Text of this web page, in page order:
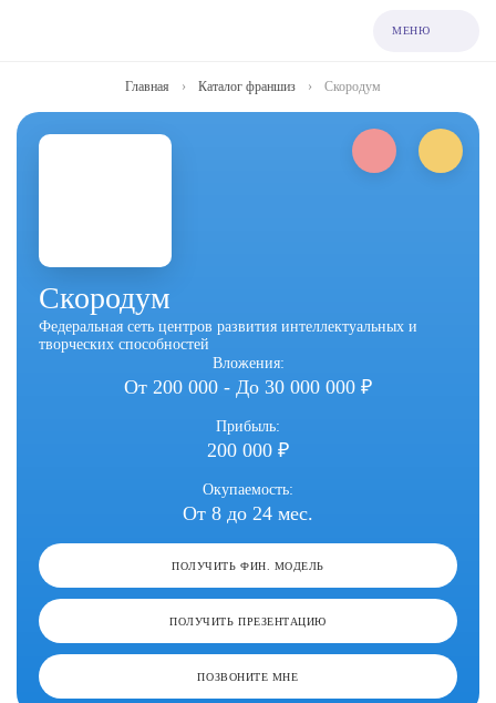
МЕНЮ
Главная › Каталог франшиз › Скородум
Скородум
Федеральная сеть центров развития интеллектуальных и
творческих способностей
Вложения:
От 200 000 - До 30 000 000 ₽
Прибыль:
200 000 ₽
Окупаемость:
От 8 до 24 мес.
ПОЛУЧИТЬ ФИН. МОДЕЛЬ
ПОЛУЧИТЬ ПРЕЗЕНТАЦИЮ
ПОЗВОНИТЕ МНЕ